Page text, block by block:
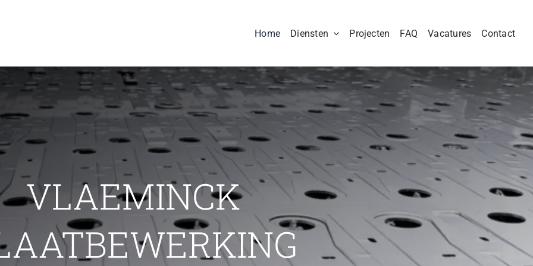
Home Diensten Projecten FAQ Vacatures Contact
VLAEMINCK